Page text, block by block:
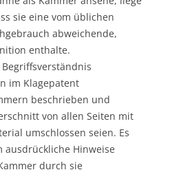
sie eine vom üblichen
abweichende,
enthalte.
im Klagepatent
beschrieben und
von allen Seiten mit
umschlossen seien. Es
ausdrückliche Hinweise
durch sie